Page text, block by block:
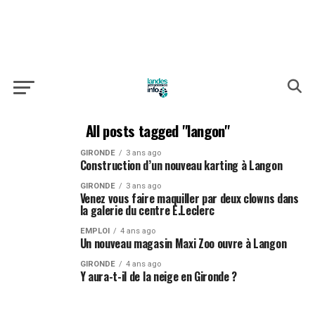
All posts tagged "langon"
GIRONDE 3 ans ago
Construction d’un nouveau karting à Langon
GIRONDE 3 ans ago
Venez vous faire maquiller par deux clowns dans
la galerie du centre E.Leclerc
EMPLOI 4 ans ago
Un nouveau magasin Maxi Zoo ouvre à Langon
GIRONDE 4 ans ago
Y aura-t-il de la neige en Gironde ?